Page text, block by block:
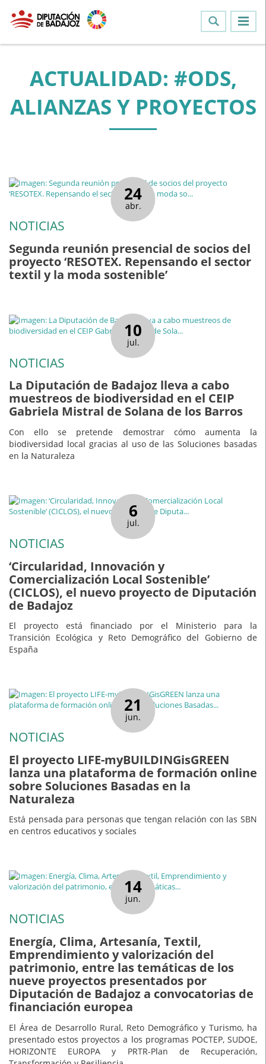
ACTUALIDAD: #ODS,
ALIANZAS Y PROYECTOS
24
abr.
NOTICIAS
Segunda reunión presencial de socios del
proyecto ‘RESOTEX. Repensando el sector
textil y la moda sostenible’
10
jul.
NOTICIAS
La Diputación de Badajoz lleva a cabo
muestreos de biodiversidad en el CEIP
Gabriela Mistral de Solana de los Barros
Con ello se pretende demostrar cómo aumenta la
biodiversidad local gracias al uso de las Soluciones basadas
en la Naturaleza
6
jul.
NOTICIAS
‘Circularidad, Innovación y
Comercialización Local Sostenible’
(CICLOS), el nuevo proyecto de Diputación
de Badajoz
El proyecto está financiado por el Ministerio para la
Transición Ecológica y Reto Demográfico del Gobierno de
España
21
jun.
NOTICIAS
El proyecto LIFE-myBUILDINGisGREEN
lanza una plataforma de formación online
sobre Soluciones Basadas en la
Naturaleza
Está pensada para personas que tengan relación con las SBN
en centros educativos y sociales
14
jun.
NOTICIAS
Energía, Clima, Artesanía, Textil,
Emprendimiento y valorización del
patrimonio, entre las temáticas de los
nueve proyectos presentados por
Diputación de Badajoz a convocatorias de
financiación europea
El Área de Desarrollo Rural, Reto Demográfico y Turismo, ha
presentado estos proyectos a los programas POCTEP, SUDOE,
HORIZONTE EUROPA y PRTR-Plan de Recuperación,